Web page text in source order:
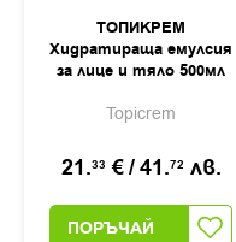
ТОПИКРЕМ
Хидратираща емулсия
за лице и тяло 500мл
Topicrem
21.33 €/41.72 лв.
ПОРЪЧАЙ